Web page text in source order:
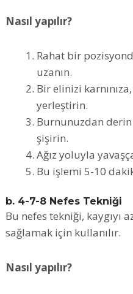
Nasıl yapılır?
Rahat bir
uzanın.
Bir elinizi
yerleştirin.
Burnunuzdan derin
şişirin.
Ağız yoluyla
Bu işlemi 5-10
b. 4-7-8 Nefes Tekniği
Bu nefes tekniği, kaygıyı
sağlamak için kullanılır.
Nasıl yapılır?